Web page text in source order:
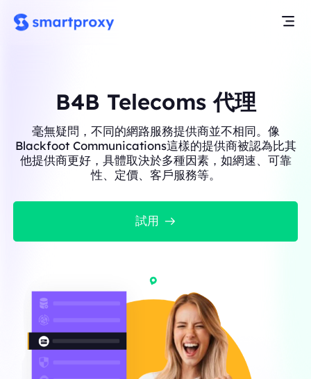
B4B Telecoms 代理
毫無疑問，不同的網路服務提供商並不相同。像
Blackfoot Communications這樣的提供商被認為比其
他提供商更好，具體取決於多種因素，如網速、可靠
性、定價、客戶服務等。
試用